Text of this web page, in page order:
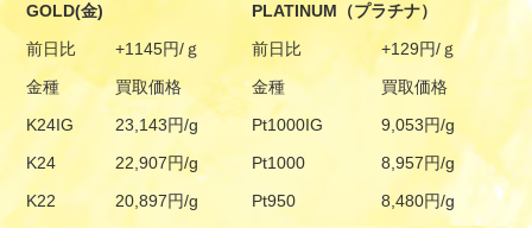
GOLD(金)
PLATINUM（プラチナ）
前日比
+1145円/ｇ 前日比
+129円/ｇ
金種
買取価格 金種
買取価格
K24IG
23,143円/g Pt1000IG
9,053円/g
K24
22,907円/g Pt1000
8,957円/g
K22
20,897円/g Pt950
8,480円/g